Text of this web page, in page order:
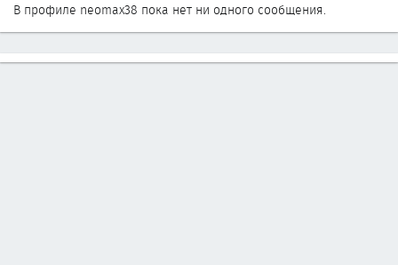
В профиле neomax38 пока нет ни одного сообщения.